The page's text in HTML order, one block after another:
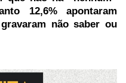
12,6% apontaram
não saber ou